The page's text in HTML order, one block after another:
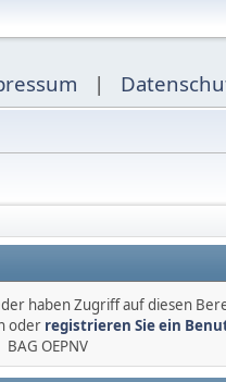
|
haben Zugriff auf diesen
oder registrieren Sie ein
BAG OEPNV